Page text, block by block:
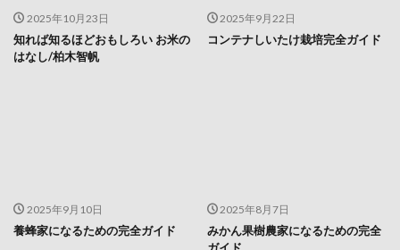
2025年10月23日
知れば知るほどおもしろい お米の
はなし/柏木智帆
2025年9月22日
コンテナしいたけ栽培完全ガイド
2025年9月10日
養蜂家になるための完全ガイド
2025年8月7日
みかん果樹農家になるための完全